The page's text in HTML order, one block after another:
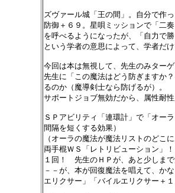
ズヴァール城「王の間」。自分で作
防御＋６９。星唄ミッションで「二
を呼べるようになったが、「自力で
という学者の意思によって、学者だ
今回は本は無視して、先生のみター
先生に「この魔法はどう防ぎますか
るのか（魔導剣士なら防げるが）。
サポートジョブ無効だから、属性耐
ＳＰアビリティ「連環計」で「オー
間隔を短くする効果）
（オーラの魔法が魔法リストのどこ
両手棍ＷＳ「レトリビューション」
１回！　先生のＨＰが、あと少しま
－－が、本が回復魔法を唱えて、か
エリクサー」「バイルエリクサー＋